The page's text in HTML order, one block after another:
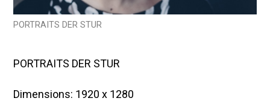
PORTRAITS DER STUR
PORTRAITS DER STUR
Dimensions: 1920 x 1280